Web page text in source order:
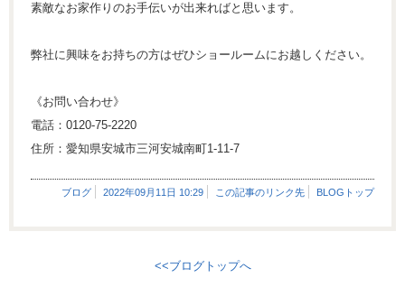
素敵なお家作りのお手伝いが出来ればと思います。
弊社に興味をお持ちの方はぜひショールームにお越しください。
《お問い合わせ》
電話：0120-75-2220
住所：愛知県安城市三河安城南町1-11-7
ブログ 2022年09月11日 10:29 この記事のリンク先 BLOGトップ
<<ブログトップへ